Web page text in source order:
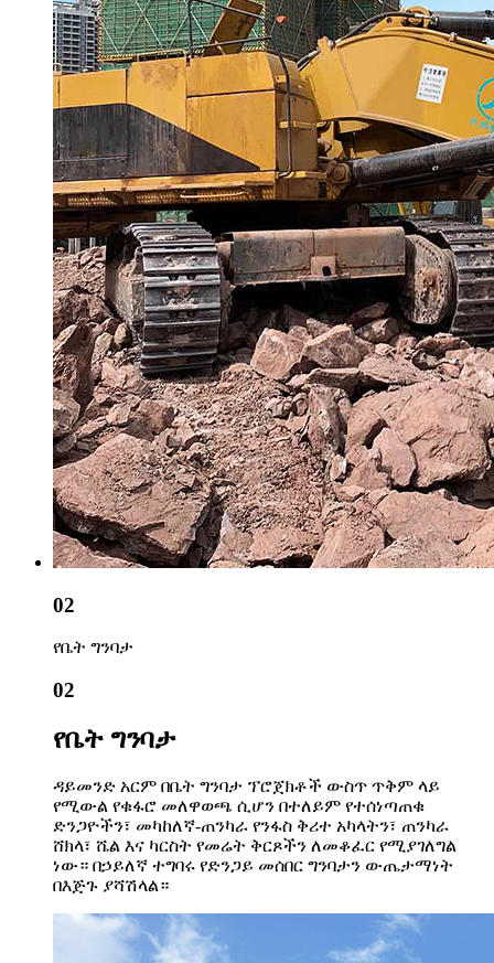
02
የቤት ግንባታ
02
የቤት ግንባታ
ዳይመንድ አርም በቤት ግንባታ ፕሮጀክቶች ውስጥ ጥቅም ላይ
የሚውል የቁፋሮ መለዋወጫ ሲሆን በተለይም የተሰነጣጠቁ
ድንጋዮችን፣ መካከለኛ-ጠንካራ የንፋስ ቅሪተ አካላትን፣ ጠንካራ
ሸክላ፣ ሼል እና ካርስት የመሬት ቅርጾችን ለመቆፈር የሚያገለግል
ነው። በኃይለኛ ተግባሩ የድንጋይ መሰበር ግንባታን ውጤታማነት
በእጅጉ ያሻሽላል።